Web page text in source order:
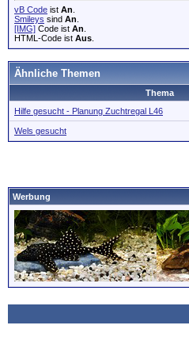
vB Code ist An
Smileys sind An
[IMG] Code ist An
HTML-Code ist Aus
Ähnliche Themen
Thema
Hilfe gesucht - Planung Zuchtregal L46
Wels gesucht
Werbung